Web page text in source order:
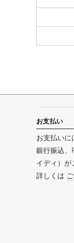
お支払い
お支払いに
銀行振込、
イディ）が
詳しくは